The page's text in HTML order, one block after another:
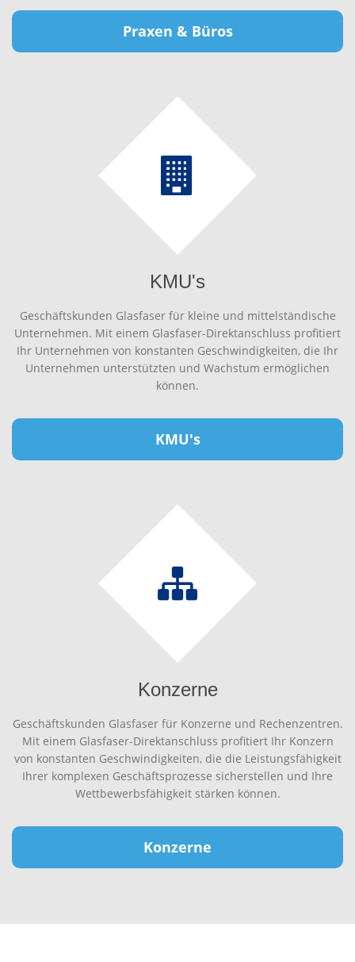
Praxen & Büros
KMU's
Geschäftskunden Glasfaser für kleine und mittelständische
Unternehmen. Mit einem Glasfaser-Direktanschluss profitiert
Ihr Unternehmen von konstanten Geschwindigkeiten, die Ihr
Unternehmen unterstützten und Wachstum ermöglichen
können.
KMU's
Konzerne
Geschäftskunden Glasfaser für Konzerne und Rechenzentren.
Mit einem Glasfaser-Direktanschluss profitiert Ihr Konzern
von konstanten Geschwindigkeiten, die die Leistungsfähigkeit
Ihrer komplexen Geschäftsprozesse sicherstellen und Ihre
Wettbewerbsfähigkeit stärken können.
Konzerne